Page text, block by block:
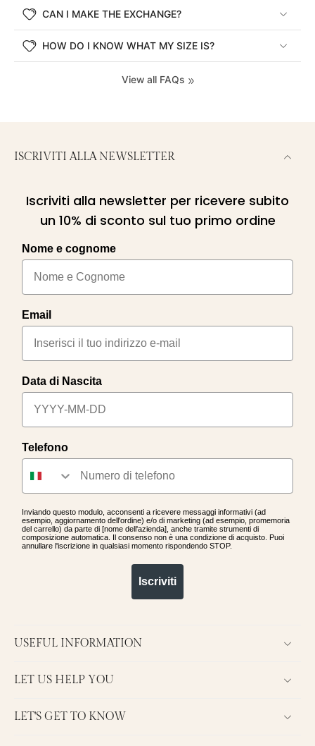
CAN I MAKE THE EXCHANGE?
HOW DO I KNOW WHAT MY SIZE IS?
View all FAQs
ISCRIVITI ALLA NEWSLETTER
Iscriviti alla newsletter per ricevere subito
un 10% di sconto sul tuo primo ordine
Nome e cognome
Email
Data di Nascita
Telefono
Inviando questo modulo, acconsenti a ricevere messaggi informativi (ad
esempio, aggiornamento dell'ordine) e/o di marketing (ad esempio, promemoria
del carrello) da parte di [nome dell'azienda], anche tramite strumenti di
composizione automatica. Il consenso non è una condizione di acquisto. Puoi
annullare l'iscrizione in qualsiasi momento rispondendo STOP.
Iscriviti
USEFUL INFORMATION
LET US HELP YOU
LET'S GET TO KNOW